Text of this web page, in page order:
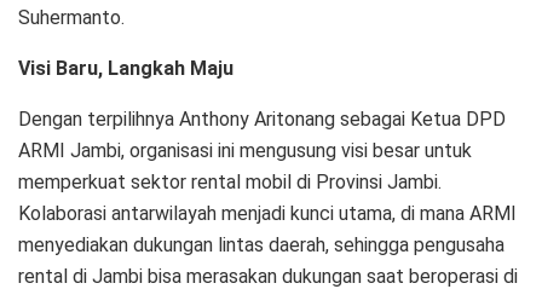
Suhermanto.
Visi Baru, Langkah Maju
Dengan terpilihnya Anthony Aritonang sebagai Ketua DPD
ARMI Jambi, organisasi ini mengusung visi besar untuk
memperkuat sektor rental mobil di Provinsi Jambi.
Kolaborasi antarwilayah menjadi kunci utama, di mana ARMI
menyediakan dukungan lintas daerah, sehingga pengusaha
rental di Jambi bisa merasakan dukungan saat beroperasi di